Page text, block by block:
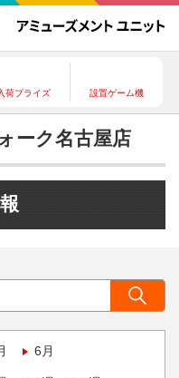
荷プライズ 設置ゲーム機
ーク名古屋店
6月